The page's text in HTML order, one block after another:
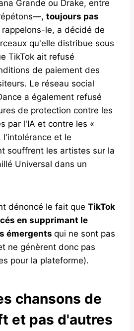
Grande ou Drake, entre
toujours pas
rappelons-le, a décidé de
qu'elle distribue sous
TikTok ait refusé
de paiement des
Le réseau social
a également refusé
de protection contre les
par l'IA et contre les «
l'intolérance et le
souffrent les artistes sur la
Universal dans un
dénoncé le fait que TikTok
en supprimant le
émergents qui ne sont pas
ne génèrent donc pas
pour la plateforme).
chansons de
et pas d'autres